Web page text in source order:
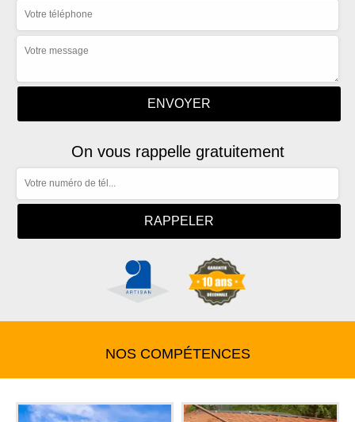
On vous rappelle gratuitement
NOS COMPÉTENCES